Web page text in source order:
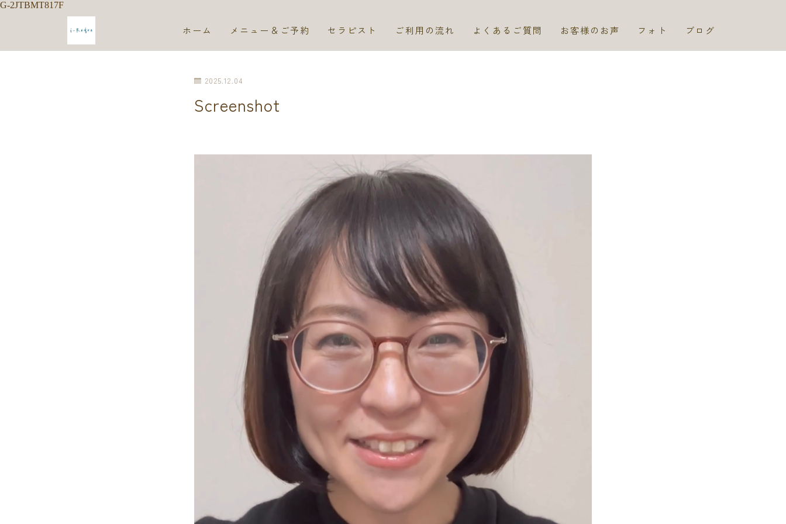
G-2JTBMT817F
ホーム メニュー＆ご予約 セラピスト ご利用の流れ よくあるご質問 お客様のお声 フォト ブログ
2025.12.04
Screenshot